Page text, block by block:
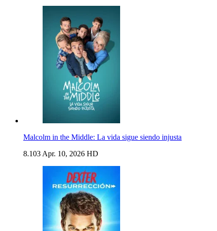
Malcolm in the Middle: La vida sigue siendo injusta
8.103 Apr. 10, 2026 HD